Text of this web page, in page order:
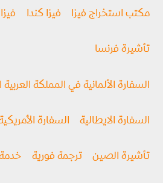
مكتب استخراج فيزا فيزا كندا
تأشيرة فرنسا
السفارة الألمانية في المملكة
السفارة الايطالية السفارة
تأشيرة الصين ترجمة فورية